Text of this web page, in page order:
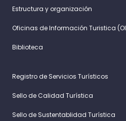
Estructura y organización
Oficinas de Información Turistica
Biblioteca
Registro de Servicios Turísticos
Sello de Calidad Turística
Sello de Sustentablidad Turística